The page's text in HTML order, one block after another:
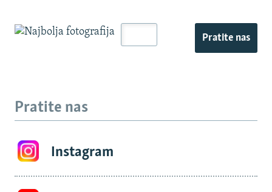
Pratite nas
Pratite nas
Instagram